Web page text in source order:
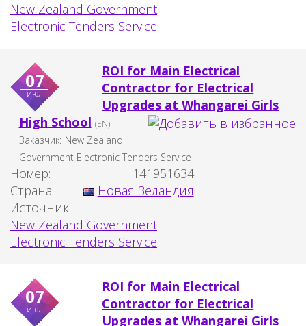
New Zealand Government
Electronic Tenders Service
07
июл
ROI for Main Electrical
Contractor for Electrical
Upgrades at Whangarei Girls
High School (EN)
Заказчик: New Zealand
Government Electronic Tenders Service
Номер:
141951634
Страна:
Новая Зеландия
Источник:
New Zealand Government
Electronic Tenders Service
07
июл
ROI for Main Electrical
Contractor for Electrical
Upgrades at Whangarei Girls